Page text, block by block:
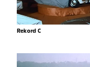
Rekord C